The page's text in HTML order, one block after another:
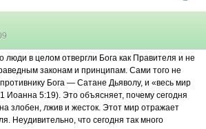
люди в целом отвергли Бога как Правителя и не
законам и принципам. Сами того не
Бога — Сатане Дьяволу, и «весь мир
Иоанна 5:19). Это объясняет, почему сегодня
злобен, лжив и жесток. Этот мир отражает
Неудивительно, что сегодня так много